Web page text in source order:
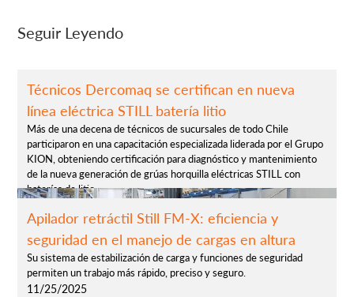
Seguir Leyendo
Técnicos Dercomaq se certifican en nueva
línea eléctrica STILL batería litio
Más de una decena de técnicos de sucursales de todo Chile
participaron en una capacitación especializada liderada por el Grupo
KION, obteniendo certificación para diagnóstico y mantenimiento
de la nueva generación de grúas horquilla eléctricas STILL con
baterías de litio
Apilador retráctil Still FM-X: eficiencia y
seguridad en el manejo de cargas en altura
Su sistema de estabilización de carga y funciones de seguridad
permiten un trabajo más rápido, preciso y seguro.
11/25/2025